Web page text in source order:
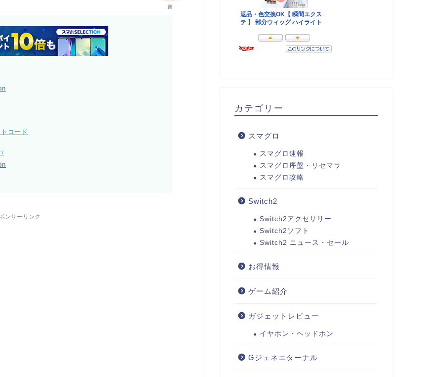
茜
コード
ンサーリンク
カテゴリー
スマグロ
スマグロ速報
スマグロ序盤・リセマラ
スマグロ攻略
Switch2
Switch2アクセサリー
Switch2ソフト
Switch2 ニュース・セール
お得情報
ゲーム紹介
ガジェットレビュー
イヤホン・ヘッドホン
Gジェネエターナル